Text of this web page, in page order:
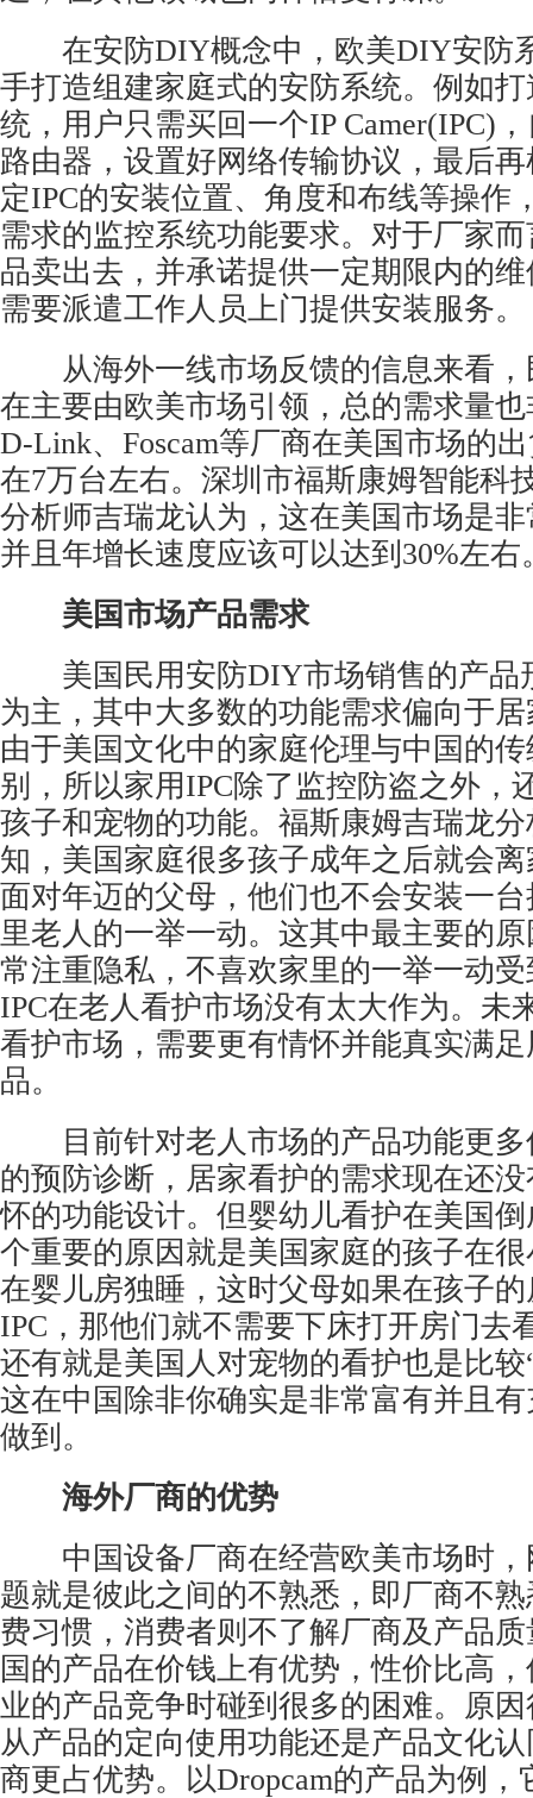
在安防DIY概念中，欧美DIY安防
手打造组建家庭式的安防系统。例如
统 ，用户只需买回一个IP Camer(IPC)
路由器，设置好网络传输协议，最后
定IPC的安装位置、角度和布线等操作
需求的监控系统功能要求。对于厂家
品卖出去，并承诺提供一定期限内的
需要派遣工作人员上门提供安装服务。
从海外一线市场反馈的信息来看，
在主要由欧美市场引领，总的需求量
D-Link、Foscam等厂商在美国市场的
在7万台左右。深圳市福斯康姆智能科
分析师吉瑞龙认为，这在美国市场是
并且年增长速度应该可以达到30%左右
美国市场产品需求
美国民用安防DIY市场销售的产品
为主，其中大多数的功能需求偏向于
由于美国文化中的家庭伦理与中国的
别，所以家用IPC除了监控防盗之外，
孩子和宠物的功能。福斯康姆吉瑞龙
知，美国家庭很多孩子成年之后就会
面对年迈的父母，他们也不会安装一
里老人的一举一动。这其中最主要的
常注重隐私，不喜欢家里的一举一动
IPC在老人看护市场没有太大作为。未
看护市场，需要更有情怀并能真实满
品。
目前针对老人市场的产品功能更多
的预防诊断，居家看护的需求现在还
怀的功能设计。但婴幼儿看护在美国
个重要的原因就是美国家庭的孩子在
在婴儿房独睡，这时父母如果在孩子
IPC，那他们就不需要下床打开房门去
还有就是美国人对宠物的看护也是比较
这在中国除非你确实是非常富有并且
做到。
海外厂商的优势
中国设备厂商在经营欧美市场时，
题就是彼此之间的不熟悉，即厂商不
费习惯，消费者则不了解厂商及产品
国的产品在价钱上有优势，性价比高
业的产品竞争时碰到很多的困难。原
从产品的定向使用功能还是产品文化
商更占优势。以Dropcam的产品为例，